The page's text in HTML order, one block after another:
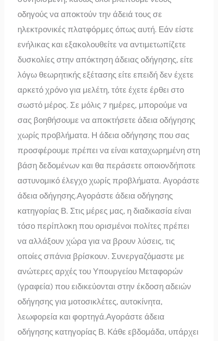
οδηγούς να αποκτούν την άδειά τους σε
ηλεκτρονικές πλατφόρμες όπως αυτή. Εάν είστε
ενήλικας και εξακολουθείτε να αντιμετωπίζετε
δυσκολίες στην απόκτηση άδειας οδήγησης, είτε
λόγω θεωρητικής εξέτασης είτε επειδή δεν έχετε
αρκετό χρόνο για μελέτη, τότε έχετε έρθει στο
σωστό μέρος. Σε μόλις 7 ημέρες, μπορούμε να
σας βοηθήσουμε να αποκτήσετε άδεια οδήγησης
χωρίς προβλήματα. Η άδεια οδήγησης που σας
προσφέρουμε πρέπει να είναι καταχωρημένη στη
βάση δεδομένων και θα περάσετε οποιονδήποτε
αστυνομικό έλεγχο χωρίς προβλήματα. Αγοράστε
άδεια οδήγησης.Αγοράστε άδεια οδήγησης
κατηγορίας Β. Στις μέρες μας, η διαδικασία είναι
τόσο περίπλοκη που ορισμένοι πολίτες πρέπει
να αλλάξουν χώρα για να βρουν λύσεις, τις
οποίες σπάνια βρίσκουν. Συνεργαζόμαστε με
ανώτερες αρχές του Υπουργείου Μεταφορών
(γραφεία) που ειδικεύονται στην έκδοση αδειών
οδήγησης για μοτοσικλέτες, αυτοκίνητα,
λεωφορεία και φορτηγά.Αγοράστε άδεια
οδήγησης κατηγορίας Β. Κάθε εβδομάδα, υπάρχει